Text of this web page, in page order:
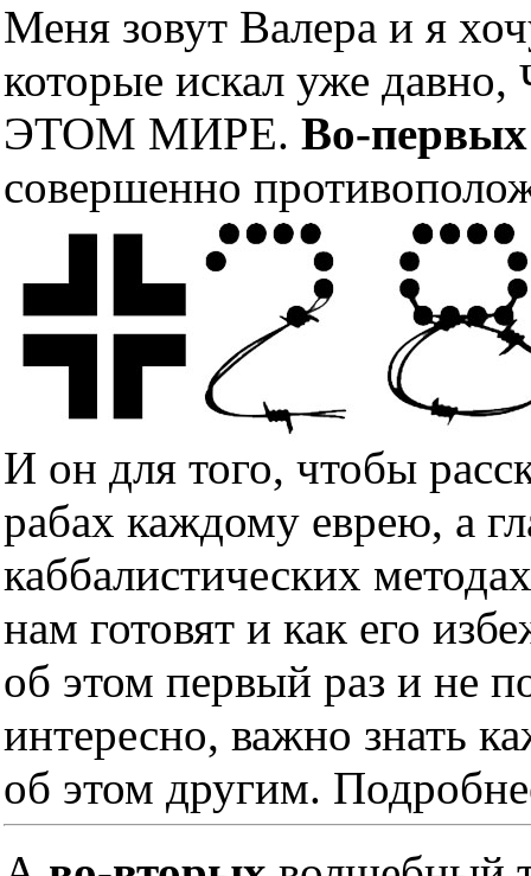
Меня зовут Валера и я
которые искал уже
ЭТОМ МИРЕ. Во-первых
совершенно
И он для того, чтобы
рабах каждому еврею, а
каббалистических
нам готовят и как его
об этом первый раз и не
интересно, важно знать
об этом другим.